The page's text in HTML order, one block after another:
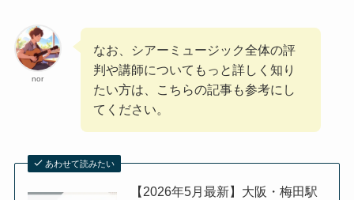
nor
なお、シアーミュージック全体の評
判や講師についてもっと詳しく知り
たい方は、こちらの記事も参考にし
てください。
あわせて読みたい
【2026年5月最新】大阪・梅田駅